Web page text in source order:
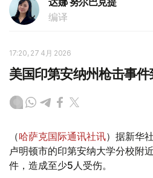
编译
17:20, 27 4月 2026
美国印第安纳州枪击事
（哈萨克国际通讯社讯）据新华
卢明顿市的印第安纳大学分校附
件，造成至少5人受伤。